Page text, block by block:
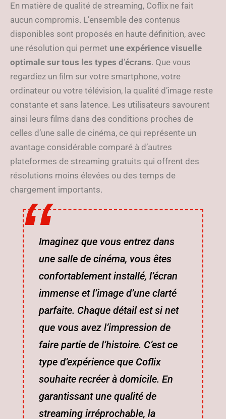
En matière de qualité de streaming, Coflix ne fait
aucun compromis. L’ensemble des contenus
disponibles sont proposés en haute définition, avec
une résolution qui permet une expérience visuelle
optimale sur tous les types d’écrans. Que vous
regardiez un film sur votre smartphone, votre
ordinateur ou votre télévision, la qualité d’image reste
constante et sans latence. Les utilisateurs savourent
ainsi leurs films dans des conditions proches de
celles d’une salle de cinéma, ce qui représente un
avantage considérable comparé à d’autres
plateformes de streaming gratuits qui offrent des
résolutions moins élevées ou des temps de
chargement importants.
Imaginez que vous entrez dans
une salle de cinéma, vous êtes
confortablement installé, l’écran
immense et l’image d’une clarté
parfaite. Chaque détail est si net
que vous avez l’impression de
faire partie de l’histoire. C’est ce
type d’expérience que Coflix
souhaite recréer à domicile. En
garantissant une qualité de
streaming irréprochable, la